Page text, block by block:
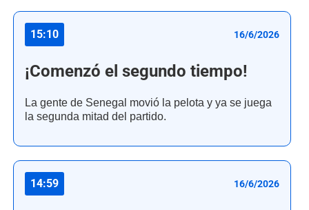
15:10 16/6/2026
¡Comenzó el segundo tiempo!
La gente de Senegal movió la pelota y ya se juega
la segunda mitad del partido.
14:59 16/6/2026